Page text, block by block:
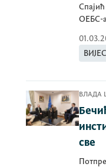
ОЕБС-
ВЛАДА
све